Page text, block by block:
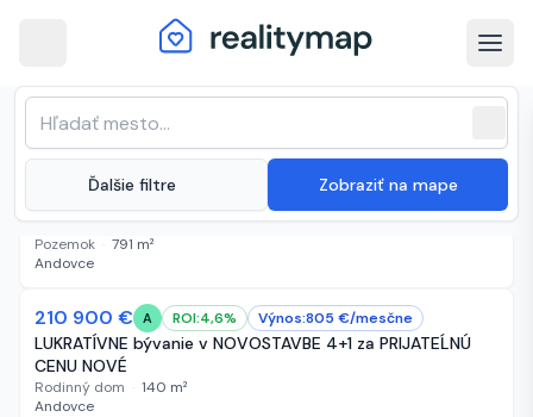
Ďalšie filtre Zobraziť na mape
Andovce · Najnovšie nehnuteľnosti
na predaj
(58 inzerátov)
Zoradenie zoznamu
92 400 €
Na predaj slnečný stavebný pozemok v obci Andovce
Pozemok · 791 m²
Andovce
10 dní
210 900 € A ROI:4,6% Výnos:805 €/mesčne
LUKRATÍVNE bývanie v NOVOSTAVBE 4+1 za PRIJATEĹNÚ
CENU NOVÉ
Rodinný dom · 140 m²
Andovce